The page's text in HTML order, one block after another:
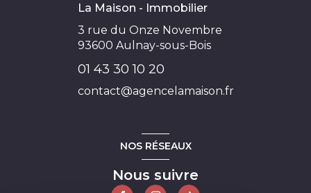
La Maison - Immobilier
3 rue du Onze Novembre
93600 Aulnay-sous-Bois
01 43 30 10 20
contact@agencelamaison.fr
NOS RÉSEAUX
Nous suivre